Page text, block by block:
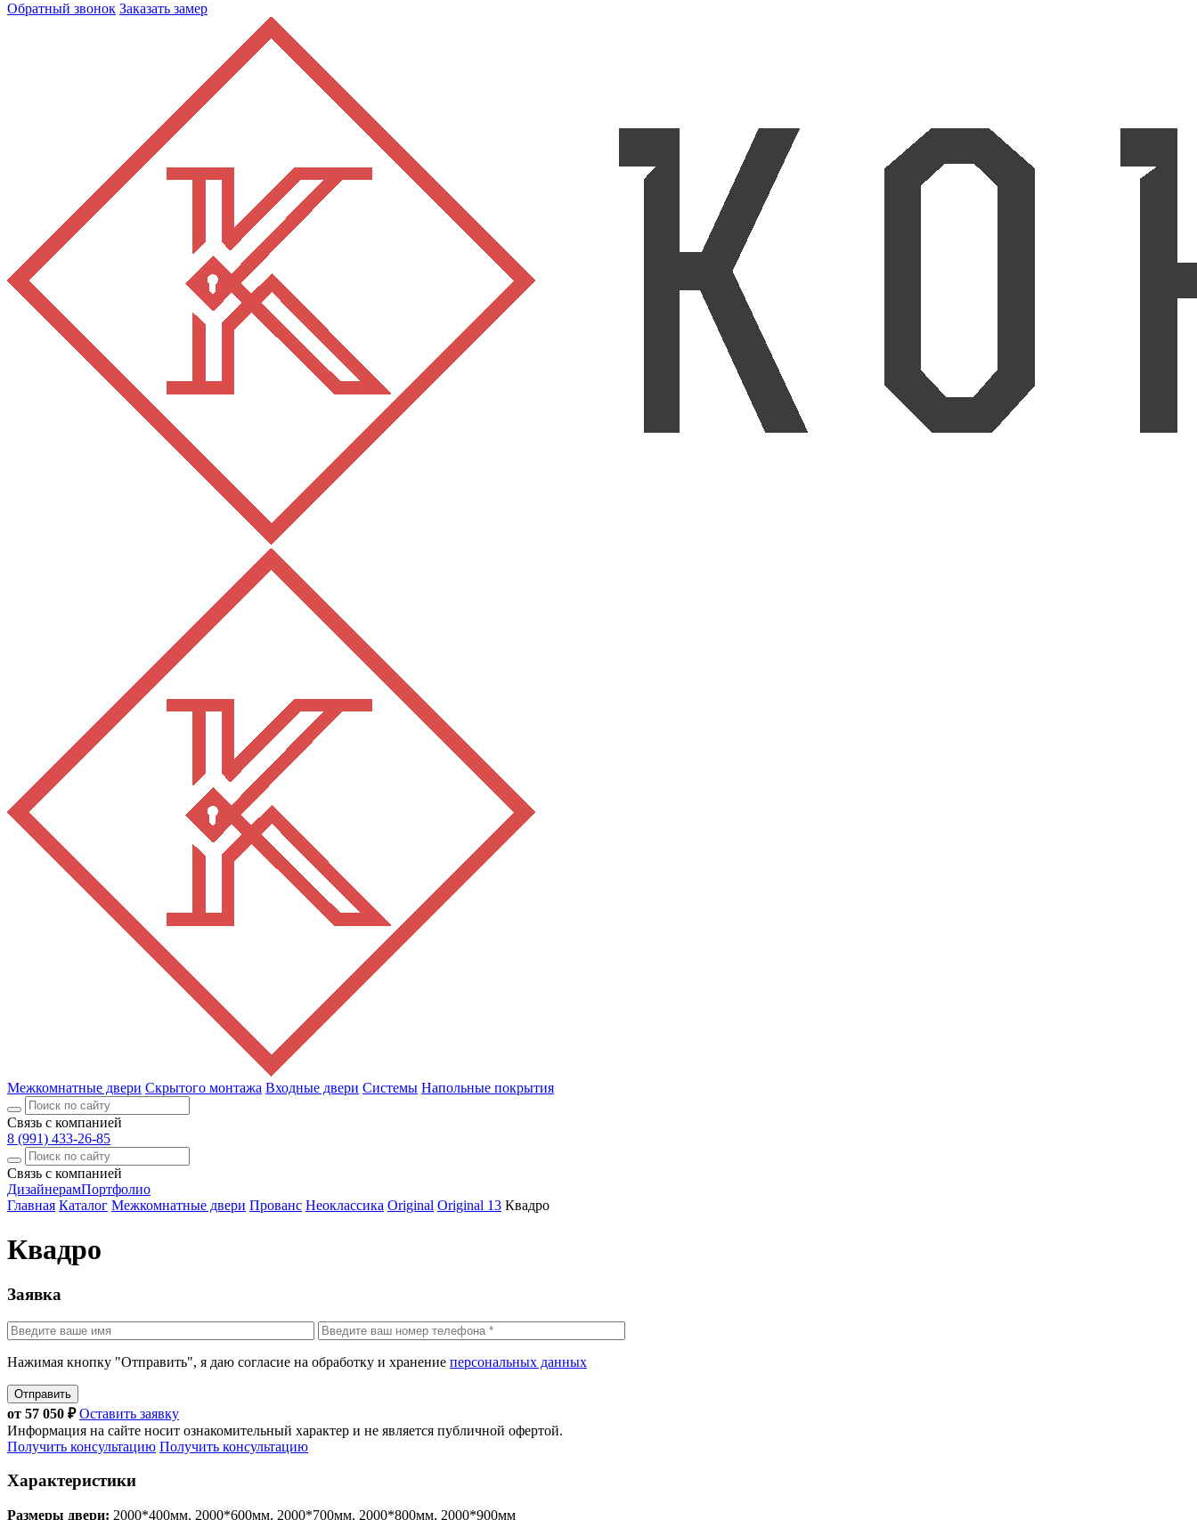
Обратный звонок Заказать замер
Межкомнатные двери Скрытого монтажа Входные двери Системы Напольные покрытия
Связь с компанией
8 (991) 433-26-85
Связь с компанией
ДизайнерамПортфолио
Главная Каталог Межкомнатные двери Прованс Неоклассика Original Original 13 Квадро
Квадро
Заявка
Нажимая кнопку "Отправить", я даю согласие на обработку и хранение персональных данных
Отправить
от 57 050 ₽Оставить заявку
Информация на сайте носит ознакомительный характер и не является публичной офертой.
Получить консультацию Получить консультацию
Характеристики
Размеры двери: 2000*400мм, 2000*600мм, 2000*700мм, 2000*800мм, 2000*900мм